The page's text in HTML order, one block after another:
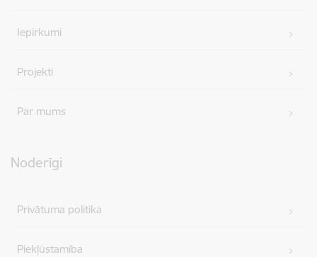
Iepirkumi
Projekti
Par mums
Noderīgi
Privātuma politika
Piekļūstamība